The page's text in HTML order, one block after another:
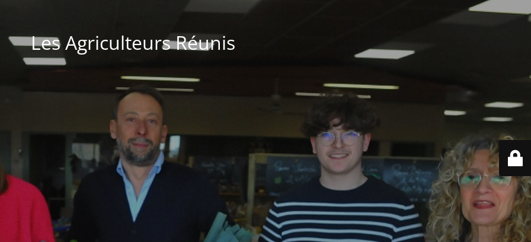
Les Agriculteurs Réunis